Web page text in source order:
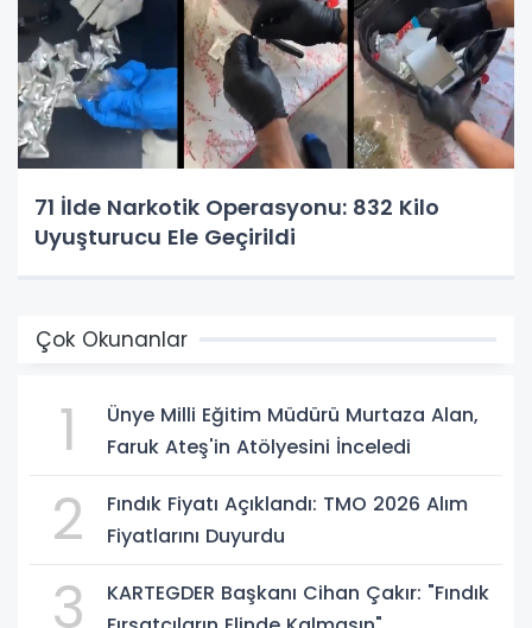
71 İlde Narkotik Operasyonu: 832 Kilo
Uyuşturucu Ele Geçirildi
Çok Okunanlar
1
Ünye Milli Eğitim Müdürü Murtaza Alan,
Faruk Ateş'in Atölyesini İnceledi
2
Fındık Fiyatı Açıklandı: TMO 2026 Alım
Fiyatlarını Duyurdu
3
KARTEGDER Başkanı Cihan Çakır: "Fındık